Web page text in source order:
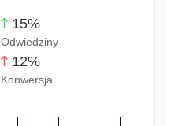
15%
Odwiedziny
12%
Konwersja